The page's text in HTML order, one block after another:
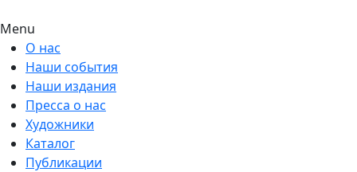
Menu
О нас
Наши события
Наши издания
Пресса о нас
Художники
Каталог
Публикации